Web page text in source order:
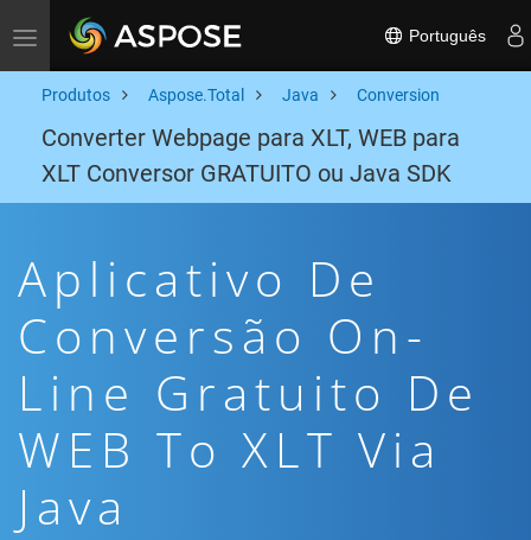
Toggle navigation Português
Produtos Aspose.Total Java Conversion
Converter Webpage para XLT, WEB para
XLT Conversor GRATUITO ou Java SDK
Aplicativo De
Conversão On-
Line Gratuito De
WEB To XLT Via
Java